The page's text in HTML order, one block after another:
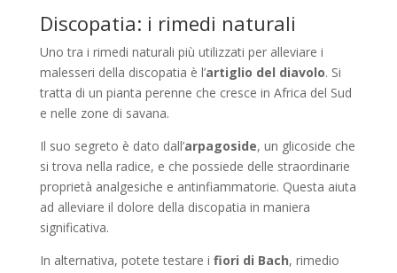
Discopatia: i rimedi naturali
Uno tra i rimedi naturali più utilizzati per alleviare i
malesseri della discopatia è l’artiglio del diavolo. Si
tratta di un pianta perenne che cresce in Africa del Sud
e nelle zone di savana.
Il suo segreto è dato dall’arpagoside, un glicoside che
si trova nella radice, e che possiede delle straordinarie
proprietà analgesiche e antinfiammatorie. Questa aiuta
ad alleviare il dolore della discopatia in maniera
significativa.
In alternativa, potete testare i fiori di Bach, rimedio